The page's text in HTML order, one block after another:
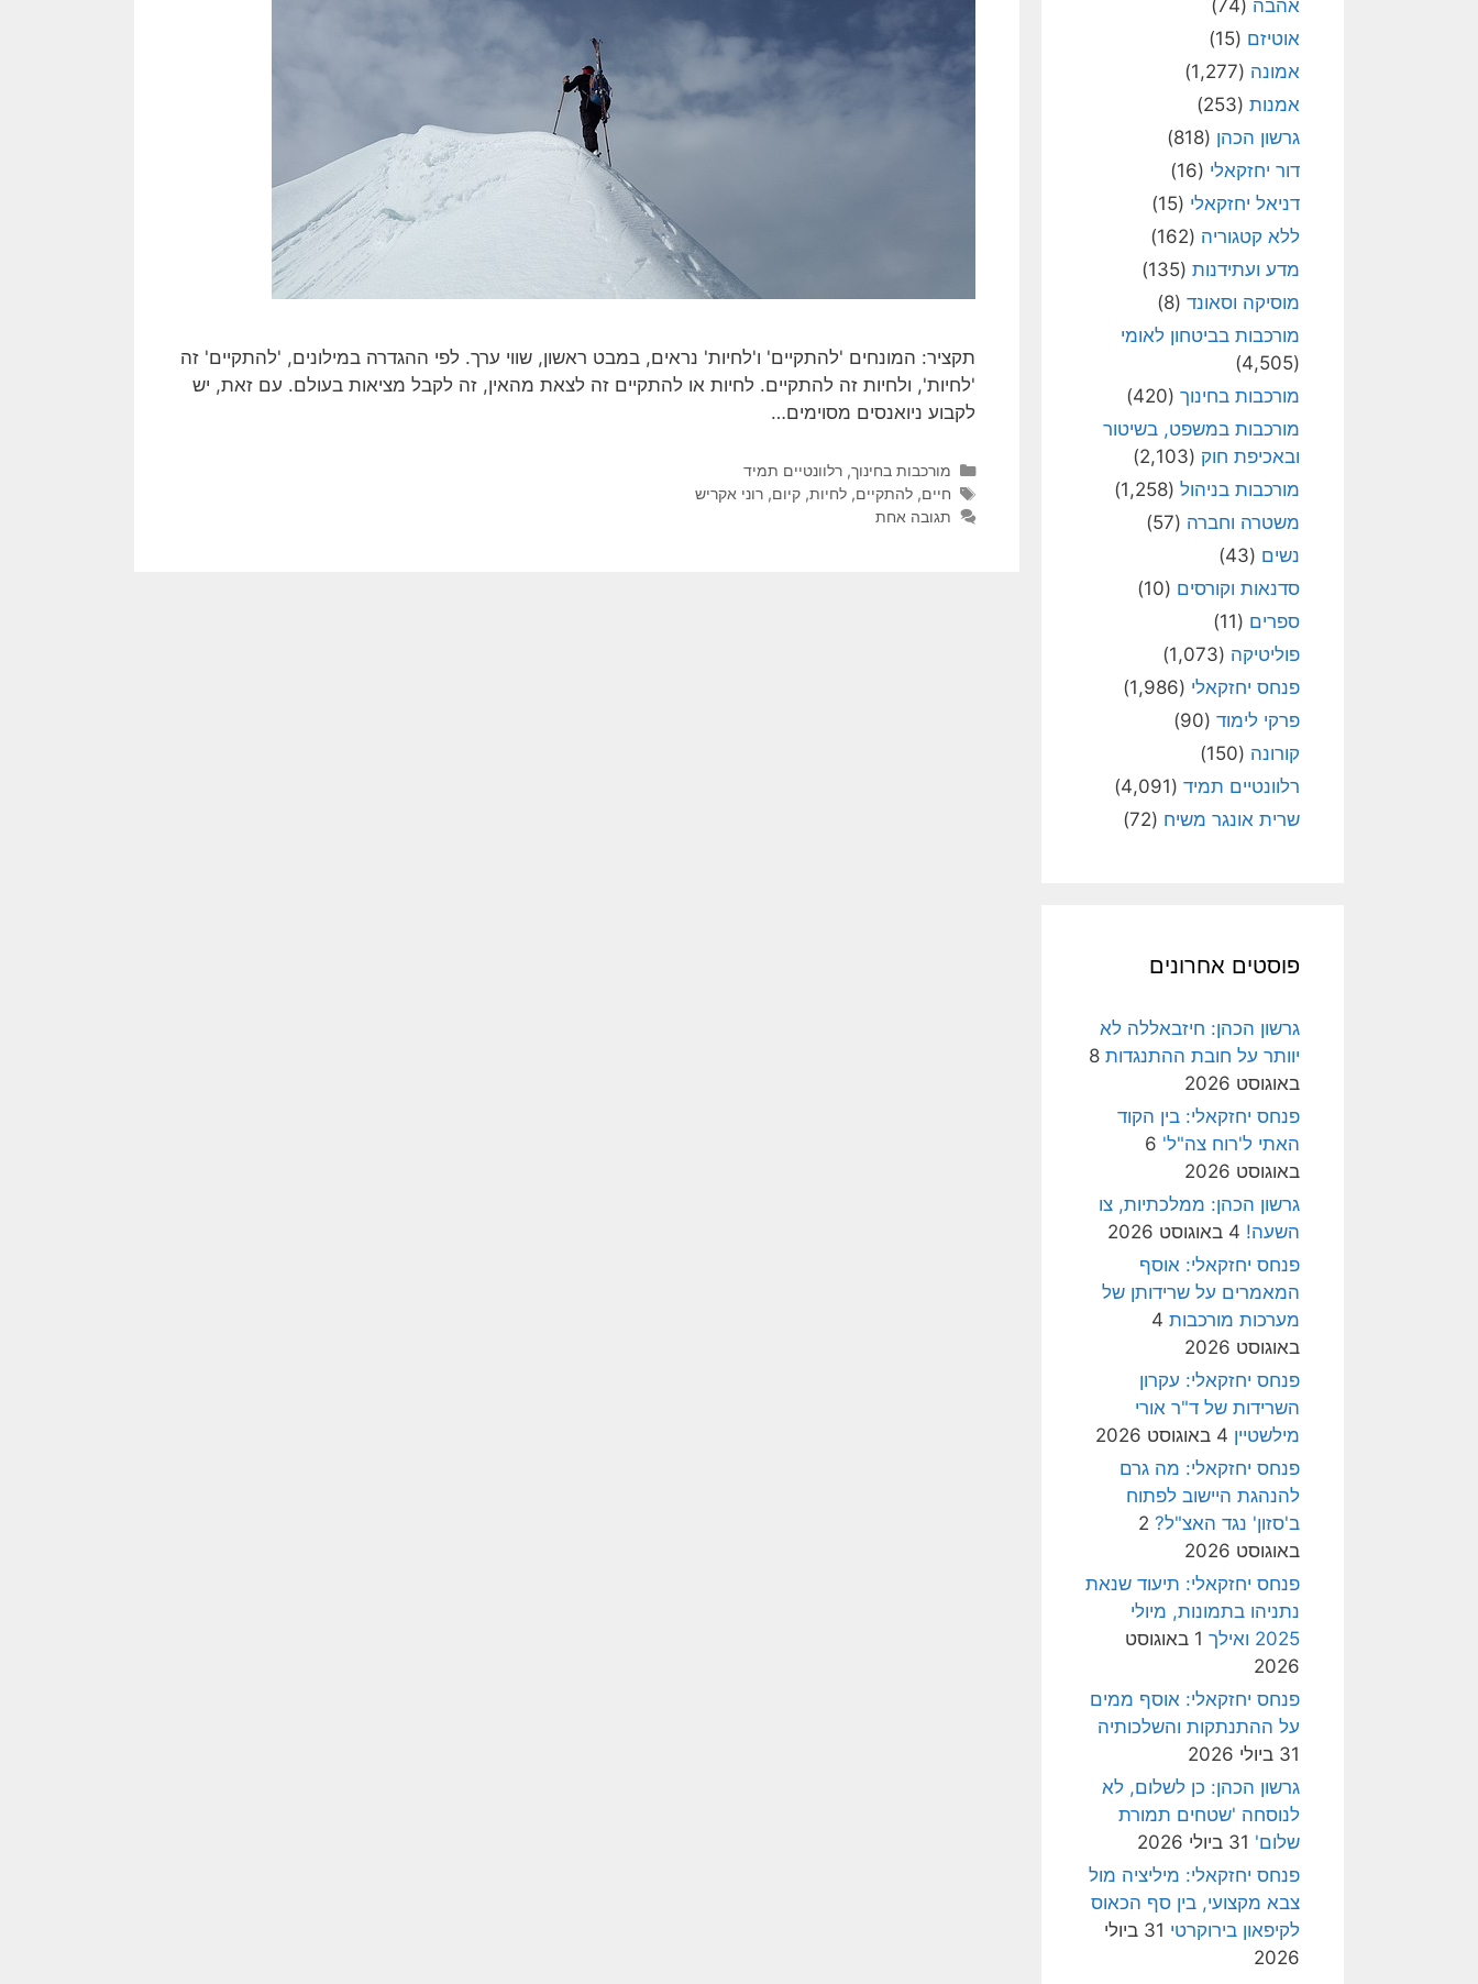
תקציר: המונחים 'להתקיים' ו'לחיות' נראים, במבט ראשון, שווי ערך. לפי ההגדרה במילונים, 'להתקיים' זה
'לחיות', ולחיות זה להתקיים. לחיות או להתקיים זה לצאת מהאין, זה לקבל מציאות בעולם. עם זאת, יש
לקבוע ניואנסים מסוימים…
קטגוריות
מורכבות בחינוך, רלוונטיים תמיד
תגיות
חיים, להתקיים, לחיות, קיום, רוני אקריש
תגובה אחת
אהבה (74)
אוטיזם (15)
אמונה (1,277)
אמנות (253)
גרשון הכהן (818)
דור יחזקאלי (16)
דניאל יחזקאלי (15)
ללא קטגוריה (162)
מדע ועתידנות (135)
מוסיקה וסאונד (8)
מורכבות בביטחון לאומי
(4,505)
מורכבות בחינוך (420)
מורכבות במשפט, בשיטור
ובאכיפת חוק (2,103)
מורכבות בניהול (1,258)
משטרה וחברה (57)
נשים (43)
סדנאות וקורסים (10)
ספרים (11)
פוליטיקה (1,073)
פנחס יחזקאלי (1,986)
פרקי לימוד (90)
קורונה (150)
רלוונטיים תמיד (4,091)
שרית אונגר משיח (72)
פוסטים אחרונים
גרשון הכהן: חיזבאללה לא
יוותר על חובת ההתנגדות 8
באוגוסט 2026
פנחס יחזקאלי: בין הקוד
האתי ל'רוח צה"ל' 6
באוגוסט 2026
גרשון הכהן: ממלכתיות, צו
השעה! 4 באוגוסט 2026
פנחס יחזקאלי: אוסף
המאמרים על שרידותן של
מערכות מורכבות 4
באוגוסט 2026
פנחס יחזקאלי: עקרון
השרידות של ד"ר אורי
מילשטיין 4 באוגוסט 2026
פנחס יחזקאלי: מה גרם
להנהגת היישוב לפתוח
ב'סזון' נגד האצ"ל? 2
באוגוסט 2026
פנחס יחזקאלי: תיעוד שנאת
נתניהו בתמונות, מיולי
2025 ואילך
1 באוגוסט
2026
פנחס יחזקאלי: אוסף ממים
על ההתנתקות והשלכותיה
31 ביולי 2026
גרשון הכהן: כן לשלום, לא
לנוסחה 'שטחים תמורת
שלום' 31 ביולי 2026
פנחס יחזקאלי: מיליציה מול
צבא מקצועי, בין סף הכאוס
לקיפאון בירוקרטי
31 ביולי
2026